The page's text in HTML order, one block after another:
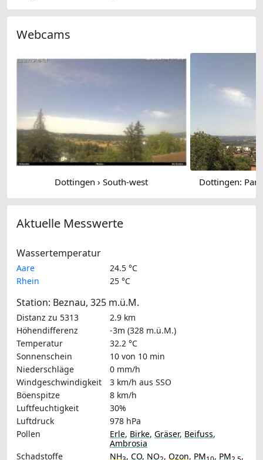
Webcams
Dottingen › South-west Dottingen:
Aktuelle Messwerte
Wassertemperatur
Aare
24.5 °C
Rhein
25 °C
Station: Beznau, 325 m.ü.M.
Distanz zu 5313
2.9 km
Höhendifferenz
-3m (328 m.ü.M.)
Temperatur
32.2 °C
Sonnenschein
10 von 10 min
Niederschläge
0 mm/h
Windgeschwindigkeit
3 km/h aus SSO
Böenspitze
8 km/h
Luftfeuchtigkeit
30%
Luftdruck
978 hPa
Pollen
Erle, Birke, Gräser, Beifuss,
Ambrosia
Schadstoffe
NH , CO, NO , Ozon, PM , PM
,